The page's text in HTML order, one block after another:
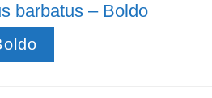
barbatus – Boldo